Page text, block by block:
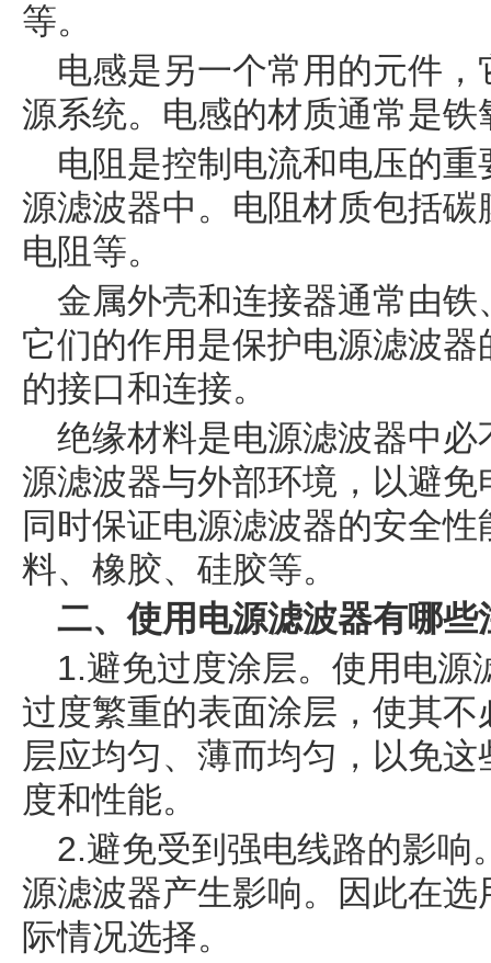
等。
电感是另一个常用的元件
源系统。电感的材质通常是
电阻是控制电流和电压的
源滤波器中。电阻材质包括
电阻等。
金属外壳和连接器通常由
它们的作用是保护电源滤波
的接口和连接。
绝缘材料是电源滤波器中
源滤波器与外部环境，以避
同时保证电源滤波器的安全
料、橡胶、硅胶等。
二、使用电源滤波器有哪些
1.避免过度涂层。使用电源
过度繁重的表面涂层，使其
层应均匀、薄而均匀，以免
度和性能。
2.避免受到强电线路的影响
源滤波器产生影响。因此在
际情况选择。